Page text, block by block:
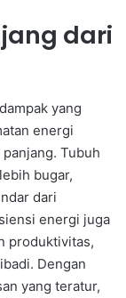
dari
yang
energi
Tubuh
bugar,
dari
energi juga
produktivitas,
Dengan
yang teratur,